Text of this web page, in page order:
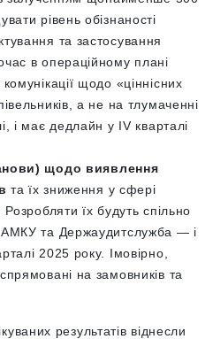
рівень обізнаності
та застосування
в операційному плані
щодо «ціннісних
а не на тлумаченні
і має дедлайн у IV кварталі
щодо виявлення
та їх зниження у сфері
Розробляти їх будуть спільно
та Держаудитслужба — і
2025 року. Імовірно,
на замовників та
результатів віднесли